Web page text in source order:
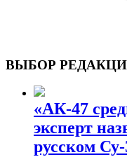
ВОЕННЫЕ
СТАТЬИ ВОЕННОЙ
ВЫБОР
«АК-47
эксперт
русском